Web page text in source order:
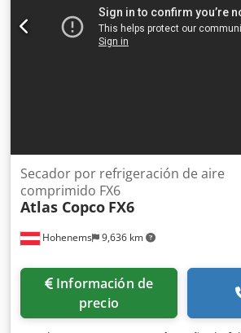
27-04-2026 País de fabricación: DE Más
Póngase en contacto con Ö. Inalkac
Hohenems 9,636 km
Secador por refrigeración de aire
comprimido FX6
Atlas Copco FX6
Información de
precio